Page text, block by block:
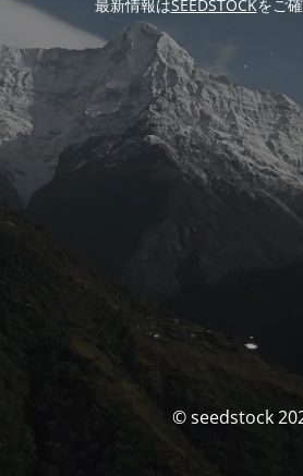
最新情報はSEEDSTOCKをご
© seedstock